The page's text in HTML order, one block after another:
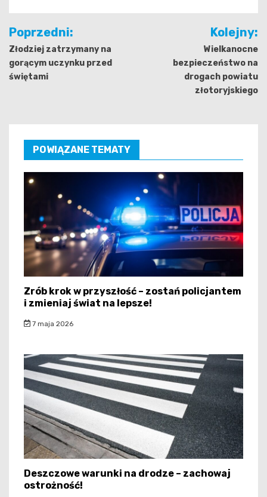
Nawigacja
wpisu
Poprzedni:
Złodziej zatrzymany na
gorącym uczynku przed
świętami
Kolejny:
Wielkanocne
bezpieczeństwo na
drogach powiatu
złotoryjskiego
POWIĄZANE TEMATY
Zrób krok w przyszłość – zostań policjantem
i zmieniaj świat na lepsze!
7 maja 2026
Deszczowe warunki na drodze – zachowaj
ostrożność!